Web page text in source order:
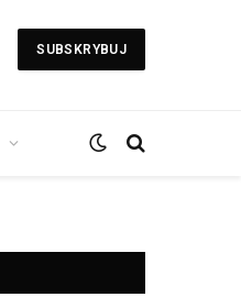
SUBSKRYBUJ